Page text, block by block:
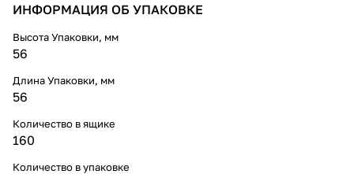
ИНФОРМАЦИЯ ОБ УПАКОВКЕ
Высота Упаковки, мм
56
Длина Упаковки, мм
56
Количество в ящике
160
Количество в упаковке